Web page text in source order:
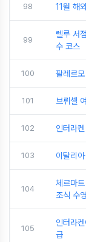
98 11월 해
99
렐루 서
수 코스
100 팔레르
101 브뤼셀
102 인터라
103 이탈리
104
체르마
조식 수
105
인터라
급